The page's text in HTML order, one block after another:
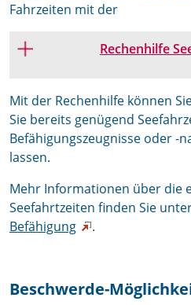
Fahrzeiten mit der
Rechenhilfe
Mit der Rechenhilfe können
Sie bereits genügend
Befähigungszeugnisse oder -
lassen.
Mehr Informationen über die
Seefahrtzeiten finden Sie
Befähigung
.
Beschwerde-